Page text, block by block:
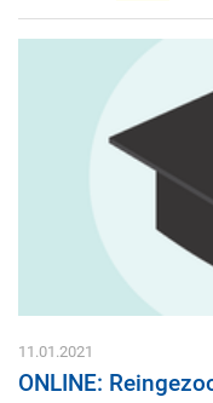
11.01.2021
ONLINE: